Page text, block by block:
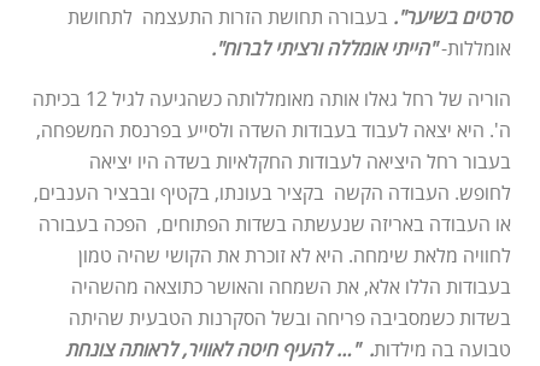
סרטים בשיער". בעבורה תחושת הזרות התעצמה לתחושת
אומללות-"הייתי אומללה ורציתי לברוח".
הוריה של רחל גאלו אותה מאומללותה כשהגיעה לגיל 12 בכיתה
ה'. היא יצאה לעבוד בעבודות השדה ולסייע בפרנסת המשפחה,
בעבור רחל היציאה לעבודות החקלאיות בשדה היו יציאה
לחופש. העבודה הקשה בקציר בעונתו, בקטיף ובבציר הענבים,
או העבודה באריזה שנעשתה בשדות הפתוחים, הפכה בעבורה
לחוויה מלאת שימחה. היא לא זוכרת את הקושי שהיה טמון
בעבודות הללו אלא, את השמחה והאושר כתוצאה מהשהיה
בשדות כשמסביבה פריחה ובשל הסקרנות הטבעית שהיתה
טבועה בה מילדות. "… להעיף חיטה לאוויר, לראותה צונחת